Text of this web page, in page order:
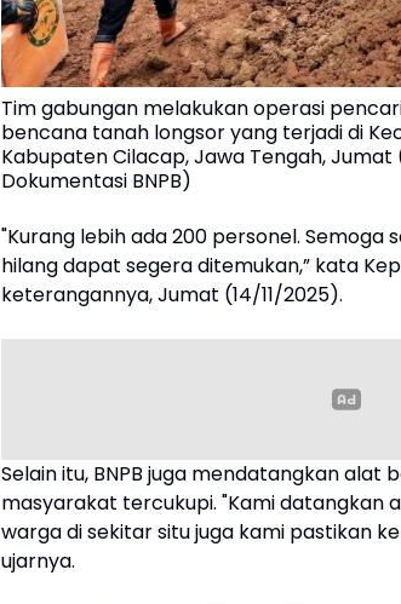
Tim gabungan melakukan operasi
bencana tanah longsor yang terjadi di
Kabupaten Cilacap, Jawa Tengah, Jumat
Dokumentasi BNPB)
"Kurang lebih ada 200 personel. Semoga
hilang dapat segera ditemukan,” kata
keterangannya, Jumat (14/11/2025).
Selain itu, BNPB juga mendatangkan
masyarakat tercukupi. "Kami datangkan
warga di sekitar situ juga kami pastikan
ujarnya.